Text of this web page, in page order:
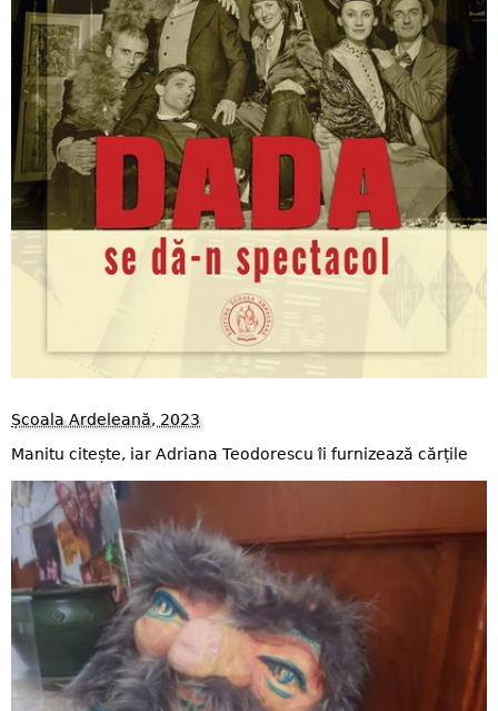
Școala Ardeleană, 2023
Manitu citește, iar Adriana Teodorescu îi furnizează cărțile